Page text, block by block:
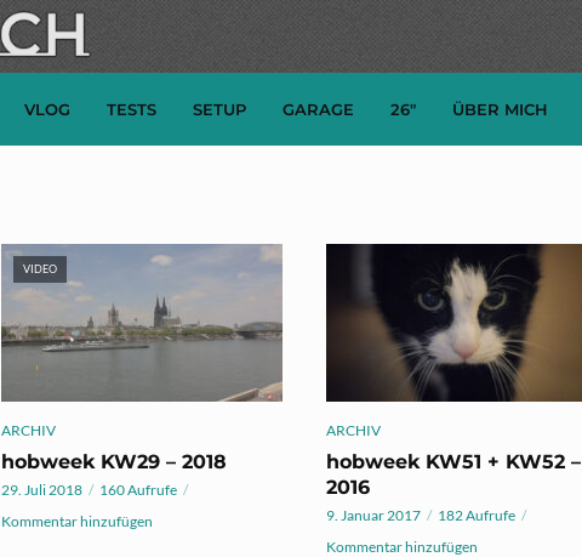
VLOG TESTS SETUP GARAGE 26″ ÜBER MICH
VIDEO
ARCHIV
hobweek KW29 – 2018
29. Juli 2018
160 Aufrufe
Kommentar hinzufügen
ARCHIV
hobweek KW51 + KW52 –
2016
9. Januar 2017
182 Aufrufe
Kommentar hinzufügen